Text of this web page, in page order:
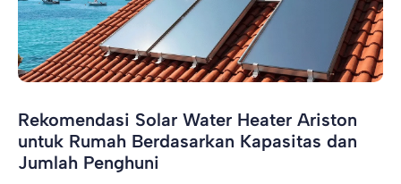
Rekomendasi Solar Water Heater Ariston
untuk Rumah Berdasarkan Kapasitas dan
Jumlah Penghuni